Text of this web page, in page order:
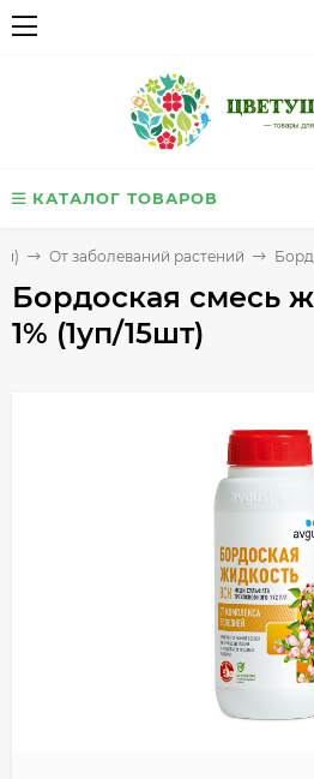
КАТАЛОГ ТОВАРОВ
От заболеваний растений
Бордоская смесь
1% (1уп/15шт)